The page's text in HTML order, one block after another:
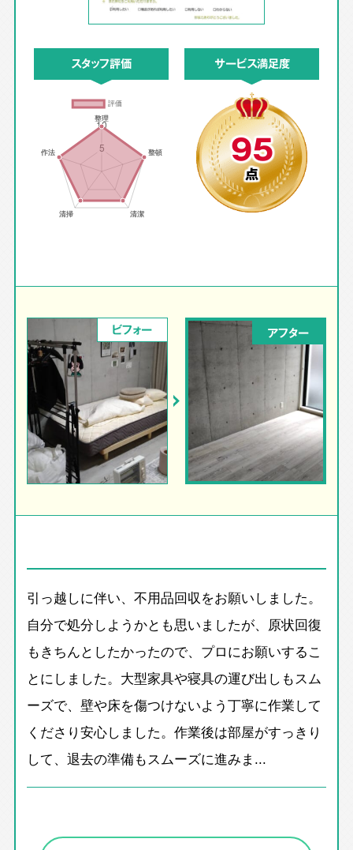
スタッフ評価 サービス満足度
95
点
ビフォー アフター
引っ越しに伴い、不用品回収をお願いしました。
自分で処分しようかとも思いましたが、原状回復
もきちんとしたかったので、プロにお願いするこ
とにしました。大型家具や寝具の運び出しもスム
ーズで、壁や床を傷つけないよう丁寧に作業して
くださり安心しました。作業後は部屋がすっきり
して、退去の準備もスムーズに進みま...